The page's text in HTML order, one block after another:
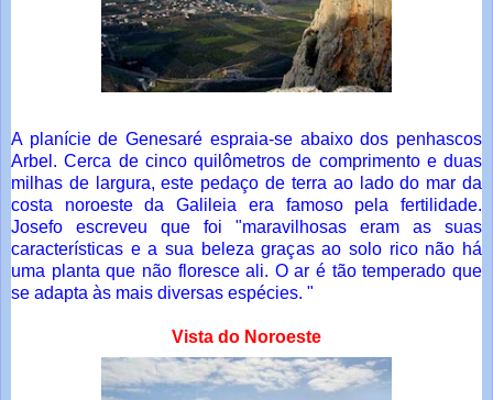
A planície de Genesaré espraia-se abaixo dos penhascos
Arbel. Cerca de cinco quilômetros de comprimento e duas
milhas de largura, este pedaço de terra ao lado do mar da
costa noroeste da Galileia era famoso pela fertilidade.
Josefo escreveu que foi "maravilhosas eram as suas
características e a sua beleza graças ao solo rico não há
uma planta que não floresce ali. O ar é tão temperado que
se adapta às mais diversas espécies. "
Vista do Noroeste